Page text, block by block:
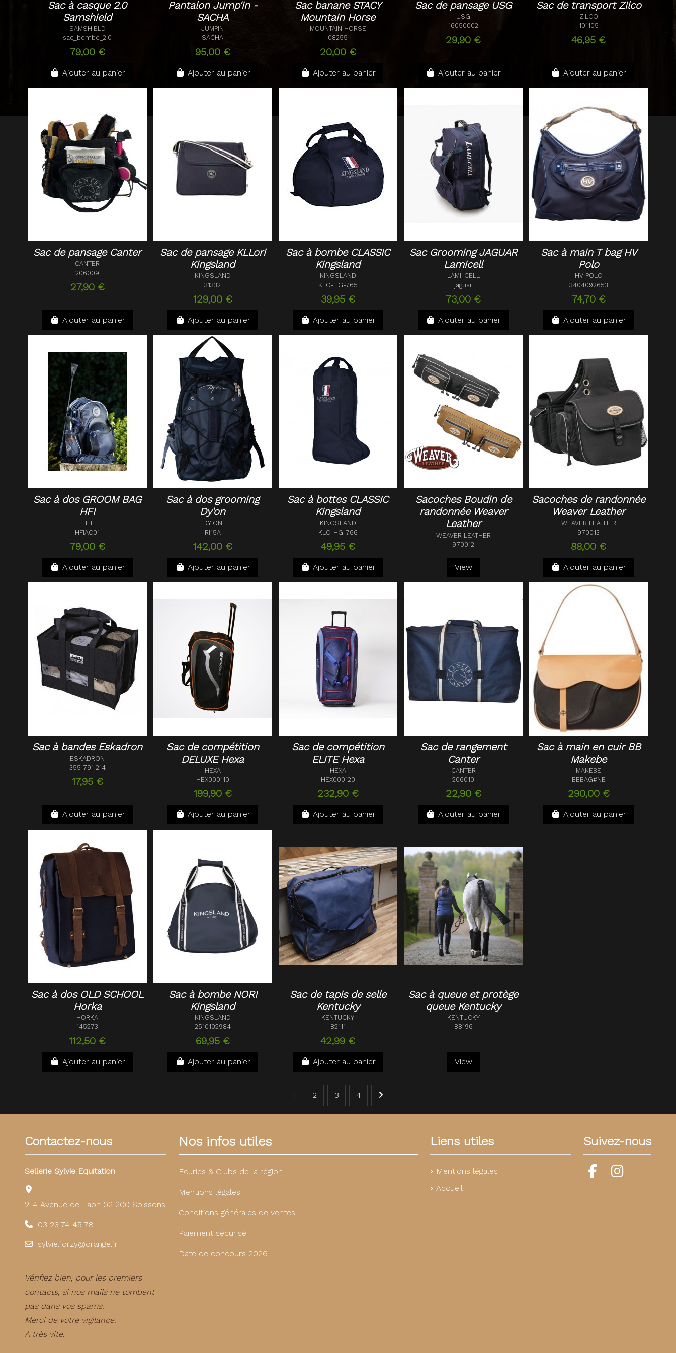
Sac à casque 2.0
Samshield
SAMSHIELD
sac_bombe_2.0
79,00 €
Ajouter au panier
Pantalon Jump'in -
SACHA
JUMPIN
SACHA
95,00 €
Ajouter au panier
Sac banane STACY
Mountain Horse
MOUNTAIN HORSE
08255
20,00 €
Ajouter au panier
Sac de pansage USG
USG
16050002
29,90 €
Ajouter au panier
Sac de transport Zilco
ZILCO
101105
46,95 €
Ajouter au panier
Sac de pansage Canter
CANTER
206009
27,90 €
Ajouter au panier
Sac de pansage KLLori
Kingsland
KINGSLAND
31332
129,00 €
Ajouter au panier
Sac à bombe CLASSIC
Kingsland
KINGSLAND
KLC-HG-765
39,95 €
Ajouter au panier
Sac Grooming JAGUAR
Lamicell
LAMI-CELL
jaguar
73,00 €
Ajouter au panier
Sac à main T bag HV
Polo
HV POLO
3404092653
74,70 €
Ajouter au panier
Sac à dos GROOM BAG
HFI
HFI
HFIAC01
79,00 €
Ajouter au panier
Sac à dos grooming
Dy'on
DY'ON
RI15A
142,00 €
Ajouter au panier
Sac à bottes CLASSIC
Kingsland
KINGSLAND
KLC-HG-766
49,95 €
Ajouter au panier
Sacoches Boudin de
randonnée Weaver
Leather
WEAVER LEATHER
970012
View
Sacoches de randonnée
Weaver Leather
WEAVER LEATHER
970013
88,00 €
Ajouter au panier
Sac à bandes Eskadron
ESKADRON
355 791 214
17,95 €
Ajouter au panier
Sac de compétition
DELUXE Hexa
HEXA
HEX000110
199,90 €
Ajouter au panier
Sac de compétition
ELITE Hexa
HEXA
HEX000120
232,90 €
Ajouter au panier
Sac de rangement
Canter
CANTER
206010
22,90 €
Ajouter au panier
Sac à main en cuir BB
Makebe
MAKEBE
BBBAG#NE
290,00 €
Ajouter au panier
Sac à dos OLD SCHOOL
Horka
HORKA
145273
112,50 €
Ajouter au panier
Sac à bombe NORI
Kingsland
KINGSLAND
2510102984
69,95 €
Ajouter au panier
Sac de tapis de selle
Kentucky
KENTUCKY
82111
42,99 €
Ajouter au panier
Sac à queue et protège
queue Kentucky
KENTUCKY
88196
View
1 2 3 4
Contactez-nous
Sellerie Sylvie Equitation
2-4 Avenue de Laon 02 200 Soissons
03 23 74 45 78
sylvie.forzy@orange.fr
Vérifiez bien, pour les premiers
contacts, si nos mails ne tombent
pas dans vos spams.
Merci de votre vigilance.
A très vite.
Nos infos utiles
Ecuries & Clubs de la région
Mentions légales
Conditions générales de ventes
Paiement sécurisé
Date de concours 2026
Liens utiles
Mentions légales
Accueil
Suivez-nous